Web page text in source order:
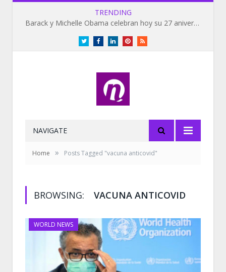
TRENDING
Barack y Michelle Obama celebran hoy su 27 aniversario de bodas
TwitterFacebookLinkedInPinterestRSS
NAVIGATE
Home » Posts Tagged "vacuna anticovid"
BROWSING: VACUNA ANTICOVID
WORLD NEWS